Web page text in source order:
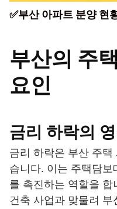
✅부산 아파트 분양 현
부산의 주
요인
금리 하락의
금리 하락은 부산 주
습니다. 이는 주택담
를 촉진하는 역할을
건축 사업과 맞물려